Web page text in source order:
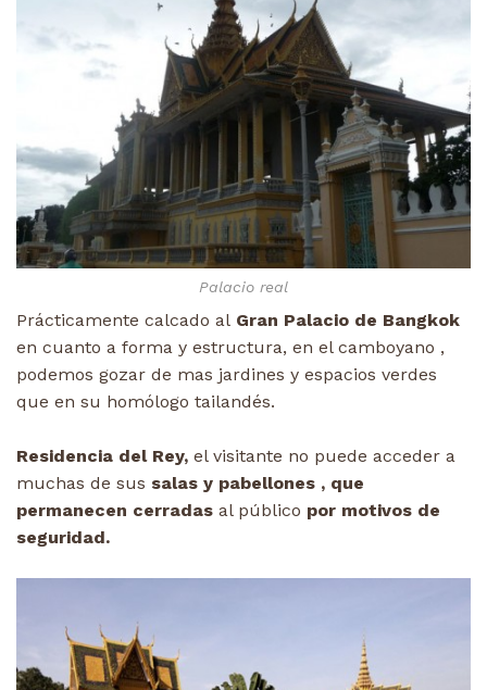
Palacio real
Prácticamente calcado al Gran Palacio de Bangkok
en cuanto a forma y estructura, en el camboyano ,
podemos gozar de mas jardines y espacios verdes
que en su homólogo tailandés.
Residencia del Rey, el visitante no puede acceder a
muchas de sus salas y pabellones , que
permanecen cerradas al público por motivos de
seguridad.